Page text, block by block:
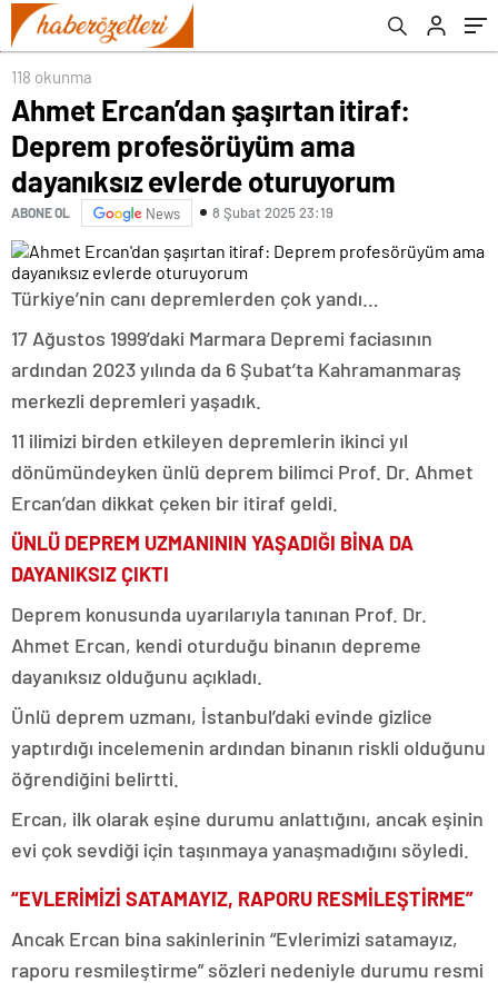
oturuyorum
118 okunma
Ahmet Ercan’dan şaşırtan itiraf:
Deprem profesörüyüm ama
dayanıksız evlerde oturuyorum
ABONE OL News 8 Şubat 2025 23:19
Türkiye’nin canı depremlerden çok yandı…
17 Ağustos 1999’daki Marmara Depremi faciasının
ardından 2023 yılında da 6 Şubat’ta Kahramanmaraş
merkezli depremleri yaşadık.
11 ilimizi birden etkileyen depremlerin ikinci yıl
dönümündeyken ünlü deprem bilimci Prof. Dr. Ahmet
Ercan’dan dikkat çeken bir itiraf geldi.
ÜNLÜ DEPREM UZMANININ YAŞADIĞI BİNA DA
DAYANIKSIZ ÇIKTI
Deprem konusunda uyarılarıyla tanınan Prof. Dr.
Ahmet Ercan, kendi oturduğu binanın depreme
dayanıksız olduğunu açıkladı.
Ünlü deprem uzmanı, İstanbul’daki evinde gizlice
yaptırdığı incelemenin ardından binanın riskli olduğunu
öğrendiğini belirtti.
Ercan, ilk olarak eşine durumu anlattığını, ancak eşinin
evi çok sevdiği için taşınmaya yanaşmadığını söyledi.
“EVLERİMİZİ SATAMAYIZ, RAPORU RESMİLEŞTİRME”
Ancak Ercan bina sakinlerinin “Evlerimizi satamayız,
raporu resmileştirme” sözleri nedeniyle durumu resmi